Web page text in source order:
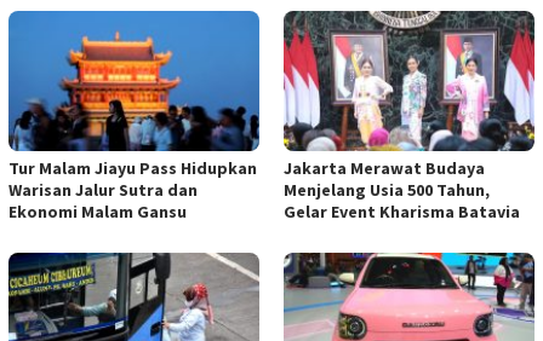
Tur Malam Jiayu Pass Hidupkan
Warisan Jalur Sutra dan
Ekonomi Malam Gansu
Jakarta Merawat Budaya
Menjelang Usia 500 Tahun,
Gelar Event Kharisma Batavia